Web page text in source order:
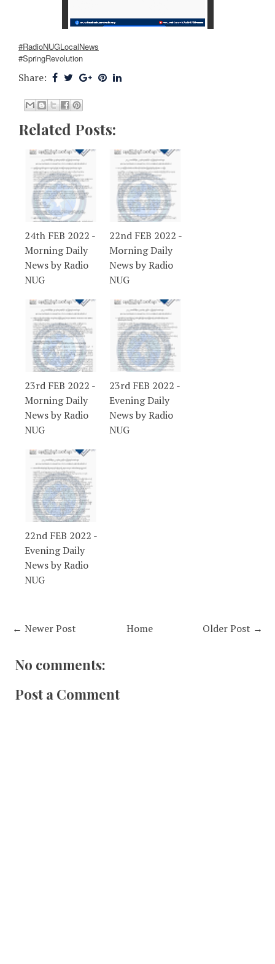
#RadioNUGLocalNews
#SpringRevolution
Share:
Related Posts:
24th FEB 2022 -
Morning Daily
News by Radio
NUG
22nd FEB 2022 -
Morning Daily
News by Radio
NUG
23rd FEB 2022 -
Morning Daily
News by Radio
NUG
23rd FEB 2022 -
Evening Daily
News by Radio
NUG
22nd FEB 2022 -
Evening Daily
News by Radio
NUG
← Newer Post Older Post →
Home
No comments:
Post a Comment